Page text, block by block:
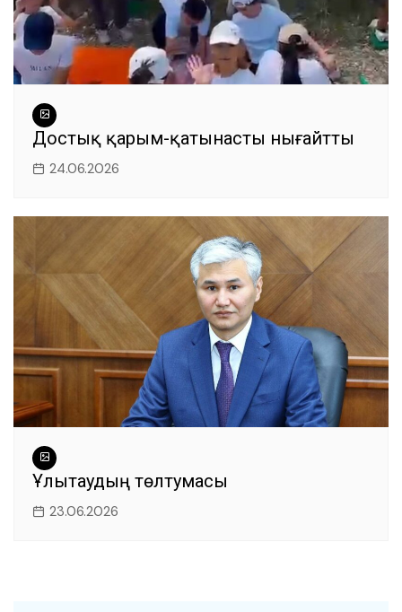
Достық қарым-қатынасты нығайтты
24.06.2026
Ұлытаудың төлтумасы
23.06.2026